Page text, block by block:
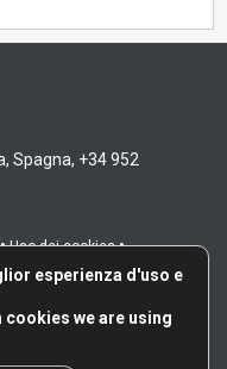
Spagna, +34 952
Uso dei cookies•
di riparazione
esperienza d'uso e
cookies we are using